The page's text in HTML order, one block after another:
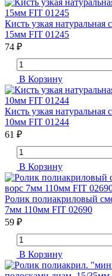
Кисть узкая натуральная
15мм FIT 01245
74 ₽
В Корзину
Кисть узкая натуральная
10мм FIT 01244
61 ₽
В Корзину
Ролик полиакриловый
7мм 110мм FIT 02690
59 ₽
В Корзину